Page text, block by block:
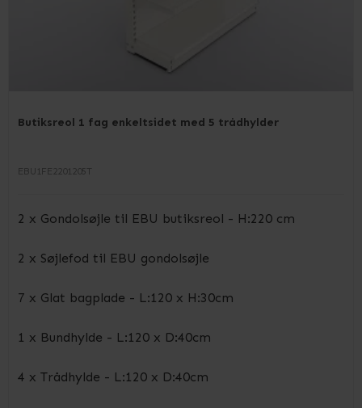
Butiksreol 1 fag enkeltsidet med 5 trådhylder
EBU1FE2201205T
2 x Gondolsøjle til EBU butiksreol - H:220 cm
2 x Søjlefod til EBU gondolsøjle
7 x Glat bagplade - L:120 x H:30cm
1 x Bundhylde - L:120 x D:40cm
4 x Trådhylde - L:120 x D:40cm